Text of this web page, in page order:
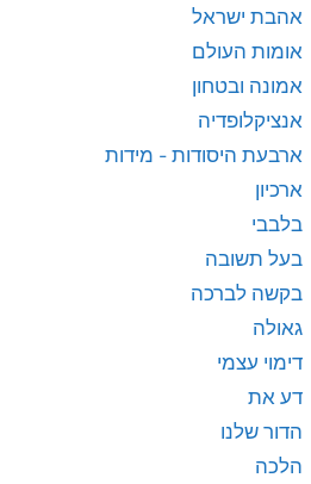
אהבת ישראל
אומות העולם
אמונה ובטחון
אנציקלופדיה
ארבעת היסודות - מידות
ארכיון
בלבבי
בעל תשובה
בקשה לברכה
גאולה
דימוי עצמי
דע את
הדור שלנו
הלכה